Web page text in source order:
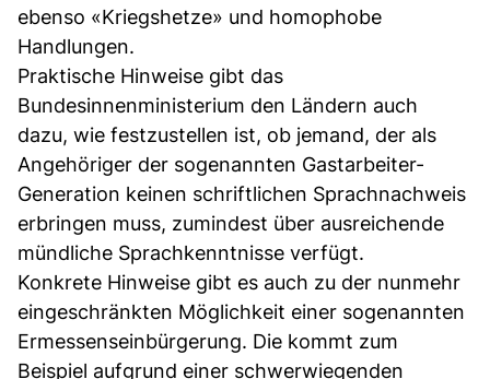
ebenso «Kriegshetze» und homophobe
Handlungen.
Praktische Hinweise gibt das
Bundesinnenministerium den Ländern auch
dazu, wie festzustellen ist, ob jemand, der als
Angehöriger der sogenannten Gastarbeiter-
Generation keinen schriftlichen Sprachnachweis
erbringen muss, zumindest über ausreichende
mündliche Sprachkenntnisse verfügt.
Konkrete Hinweise gibt es auch zu der nunmehr
eingeschränkten Möglichkeit einer sogenannten
Ermessenseinbürgerung. Die kommt zum
Beispiel aufgrund einer schwerwiegenden